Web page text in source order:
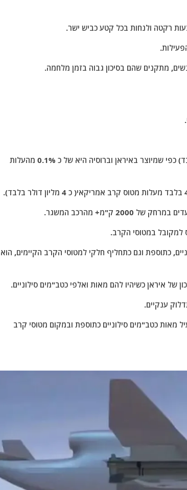
רקטה ולנחות בכל קטע כביש ישר.
מתקנים שהם בסיכון גבוה בזמן מלחמה.
א, עלות הכטב"ם הסילוני שמיועד לשימוש חד פעמי(כטב"מ מתאבד) כפי שמיוצר באיראן וברוסיה היא של כ 0.1% מהעלות
ק"מ+ מהרכב המשגר.
למקובל במטוסי הקרב.
כתוספת וגם כתחליף חלקי למטוסי הקרב הקיימים, הוא
של איראן כשיהיו להם מאות ואלפי כטב"מים סילוניים.
מאות כטב"מים סילוניים כתוספת ובמקום מטוסי קרב